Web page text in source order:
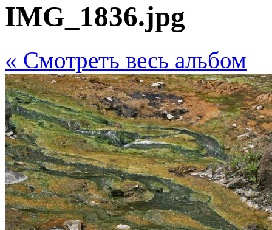
IMG_1836.jpg
« Cмотреть весь альбом